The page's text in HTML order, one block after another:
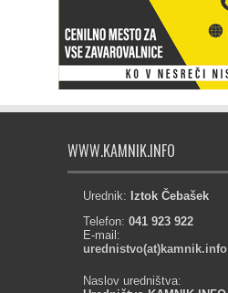
WWW.KAMNIK.INFO
Urednik: Iztok Čebašek
Telefon: 041 923 922
E-mail:
urednistvo(at)kamnik.info
Naslov uredništva: